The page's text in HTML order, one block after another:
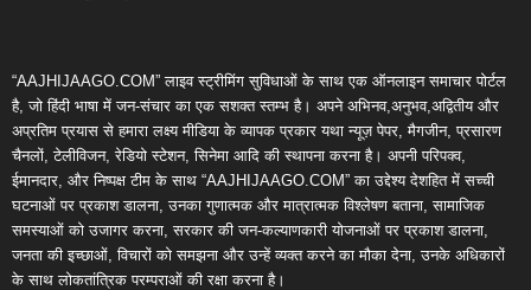
“AAJHIJAAGO.COM” लाइव स्ट्रीमिंग सुविधाओं के साथ एक ऑनलाइन समाचार पोर्टल
है, जो हिंदी भाषा में जन-संचार का एक सशक्त स्तम्भ है। अपने अभिनव,अनुभव,अद्वितीय और
अप्रतिम प्रयास से हमारा लक्ष्य मीडिया के व्यापक प्रकार यथा न्यूज़ पेपर, मैगजीन, प्रसारण
चैनलों, टेलीविजन, रेडियो स्टेशन, सिनेमा आदि की स्थापना करना है। अपनी परिपक्व,
ईमानदार, और निष्पक्ष टीम के साथ “AAJHIJAAGO.COM” का उद्देश्य देशहित में सच्ची
घटनाओं पर प्रकाश डालना, उनका गुणात्मक और मात्रात्मक विश्लेषण बताना, सामाजिक
समस्याओं को उजागर करना, सरकार की जन-कल्याणकारी योजनाओं पर प्रकाश डालना,
जनता की इच्छाओं, विचारों को समझना और उन्हें व्यक्त करने का मौका देना, उनके अधिकारों
के साथ लोकतांत्रिक परम्पराओं की रक्षा करना है।